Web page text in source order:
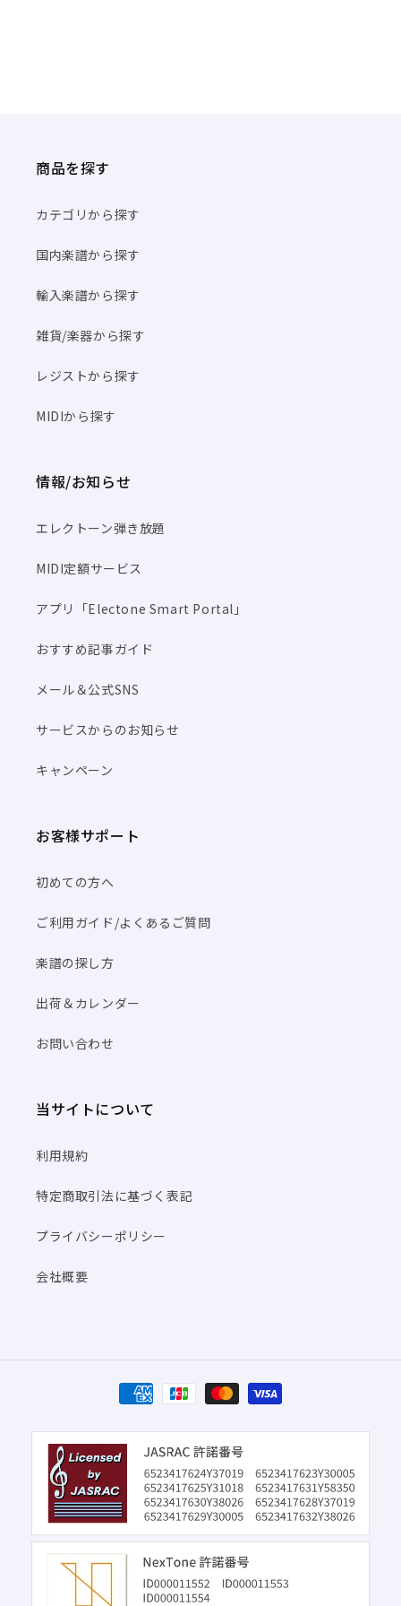
商品を探す
カテゴリから探す
国内楽譜から探す
輸入楽譜から探す
雑貨/楽器から探す
レジストから探す
MIDIから探す
情報/お知らせ
エレクトーン弾き放題
MIDI定額サービス
アプリ「Electone Smart Portal」
おすすめ記事ガイド
メール＆公式SNS
サービスからのお知らせ
キャンペーン
お客様サポート
初めての方へ
ご利用ガイド/よくあるご質問
楽譜の探し方
出荷＆カレンダー
お問い合わせ
当サイトについて
利用規約
特定商取引法に基づく表記
プライバシーポリシー
会社概要
決
済
方
法